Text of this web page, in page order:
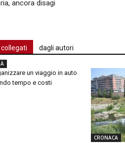
ancora disagi
dagli autori
un viaggio in auto
tempo e costi
CRONACA